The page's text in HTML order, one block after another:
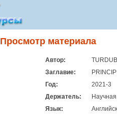
Просмотр материала
Автор:
Заглавие:
Год:
2021-3
Держатель:
Язык: